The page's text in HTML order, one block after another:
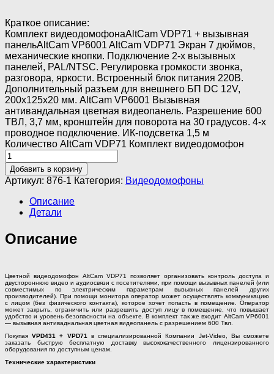
Краткое описание:
Комплект видеодомофонаAltCam VDP71 + вызывная
панельAltCam VP6001 AltСam VDP71 Экран 7 дюймов,
механические кнопки. Подключение 2-х вызывных
панелей, PAL/NTSC. Регулировка громкости звонка,
разговора, яркости. Встроенный блок питания 220В.
Дополнительный разъем для внешнего БП DC 12V,
200x125x20 мм. AltСam VP6001 Вызывная
антивандальная цветная видеопанель. Разрешение 600
ТВЛ, 3,7 мм, кронштейн для поворота на 30 градусов. 4-х
проводное подключение. ИК-подсветка 1,5 м
Количество AltCam VDP71 Комплект видеодомофон
Добавить в корзину
Артикул: 876-1 Категория: Видеодомофоны
Описание
Детали
Описание
Цветной видеодомофон AltCam VDP71 позволяет организовать контроль доступа и
двустороннюю видео и аудиосвязи с посетителями, при помощи вызывных панелей (или
совместимых по электрическим параметрам вызывных панелей других
производителей). При помощи монитора оператор может осуществлять коммуникацию
с лицом (без физического контакта), которое хочет попасть в помещение. Оператор
может закрыть, ограничить или разрешить доступ лицу в помещение, что повышает
удобство и уровень безопасности на объекте. В комплект так же входит AltCam VP6001
— вызывная антиваднальная цветная видеопанель с разрешением 600 Твл.
ПокупаяVPD431 + VPD71
в специализированной Компании Jet-Video, Вы сможете
заказать быструю бесплатную доставку высококачественного лицензированного
оборудования по доступным ценам.
Технические характеристики